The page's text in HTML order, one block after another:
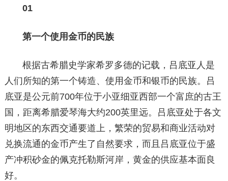
01
第一个使用金币的民族
根据古希腊史学家希罗多德的记载，吕底亚人是
人们所知的第一个铸造、使用金币和银币的民族。吕
底亚是公元前700年位于小亚细亚西部一个富庶的古王
国，距离希腊爱琴海大约200英里远。吕底亚处于各文
明地区的东西交通要道上，繁荣的贸易和商业活动对
兑换流通的金币产生了自然要求，而且吕底亚位于盛
产冲积砂金的佩克托勒斯河岸，黄金的供应基本面良
好。